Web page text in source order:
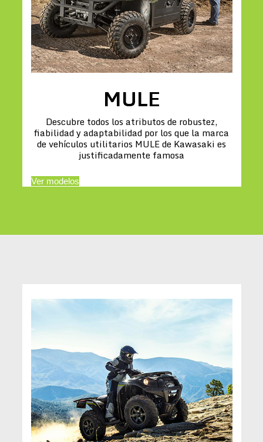
MULE
Descubre todos los atributos de robustez,
fiabilidad y adaptabilidad por los que la marca
de vehículos utilitarios MULE de Kawasaki es
justificadamente famosa
Ver modelos